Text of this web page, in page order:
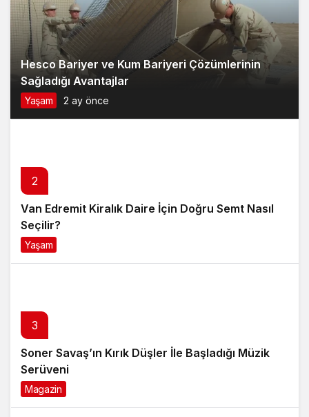
Hesco Bariyer ve Kum Bariyeri Çözümlerinin
Sağladığı Avantajlar
Yaşam 2 ay önce
Van Edremit Kiralık Daire İçin Doğru Semt Nasıl
Seçilir?
Yaşam 4 ay önce
Soner Savaş’ın Kırık Düşler İle Başladığı Müzik
Serüveni
Magazin 6 ay önce